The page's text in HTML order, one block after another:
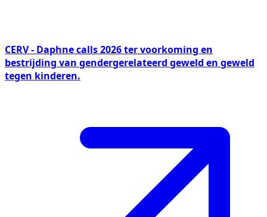
CERV - Daphne calls 2026 ter voorkoming en
bestrijding van gendergerelateerd geweld en geweld
tegen kinderen.